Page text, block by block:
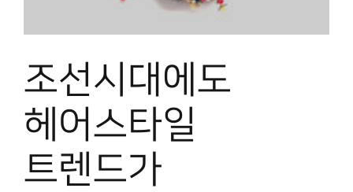
조선시대에도
헤어스타일
트렌드가